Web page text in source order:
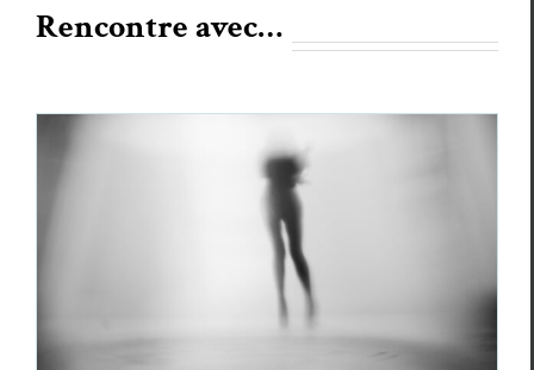
Rencontre avec…
Bonnie Tchien Hwen-Ying : Le corps du
silence
Bon­nie Tchien Hwen-Ying Ren­con­tres